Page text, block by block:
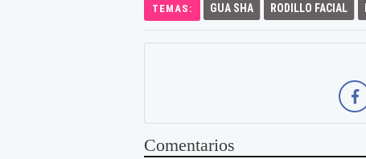
TEMAS: GUA SHA RODILLO FACIAL
Comentarios